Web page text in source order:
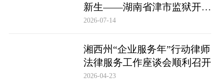
新生——湖南省津市监狱开展
基层警察教育改造专项技能培
2026-07-14
湘西州“企业服务年”行动律师
法律服务工作座谈会顺利召开
2026-04-23